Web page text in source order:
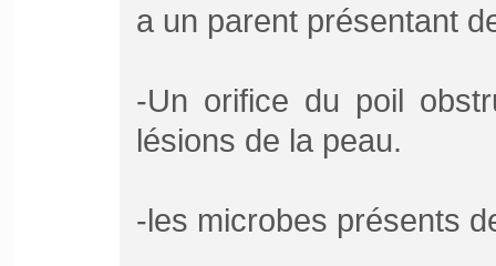
a un parent présentant
-Un orifice du poil
lésions de la peau.
-les microbes présents